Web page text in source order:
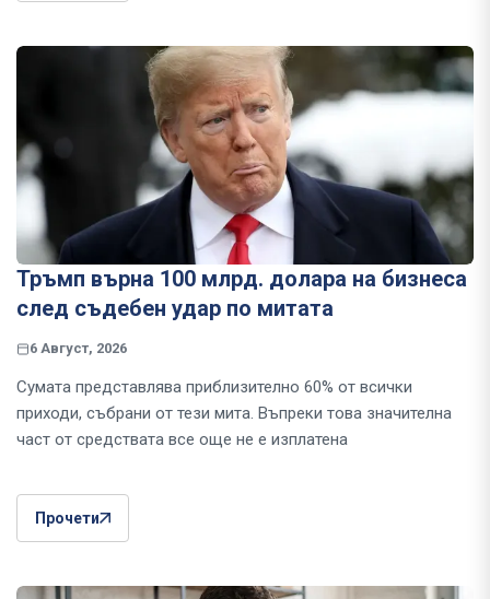
Тръмп върна 100 млрд. долара на бизнеса
след съдебен удар по митата
6 Август, 2026
Сумата представлява приблизително 60% от всички
приходи, събрани от тези мита. Въпреки това значителна
част от средствата все още не е изплатена
Прочети